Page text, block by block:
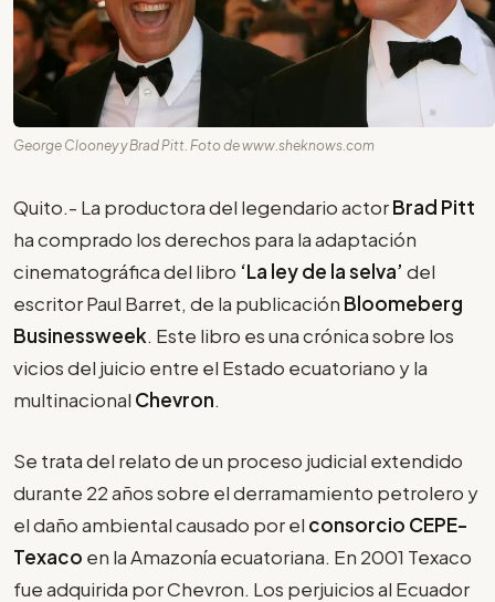
George Clooney y Brad Pitt. Foto de www.sheknows.com
Quito.- La productora del legendario actorBrad Pitt
ha comprado los derechos para la adaptación
cinematográfica del libro ‘La ley de la selva’ del
escritor Paul Barret, de la publicación Bloomeberg
Businessweek. Este libro es una crónica sobre los
vicios del juicio entre el Estado ecuatoriano y la
multinacional Chevron.
Se trata del relato de un proceso judicial extendido
durante 22 años sobre el derramamiento petrolero y
el daño ambiental causado por el consorcio CEPE-
Texaco en la Amazonía ecuatoriana. En 2001 Texaco
fue adquirida por Chevron. Los perjuicios al Ecuador